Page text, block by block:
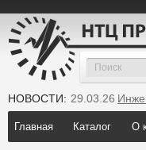
НОВОСТИ: 29.03.26
25.12.25Мы
Главная Каталог О